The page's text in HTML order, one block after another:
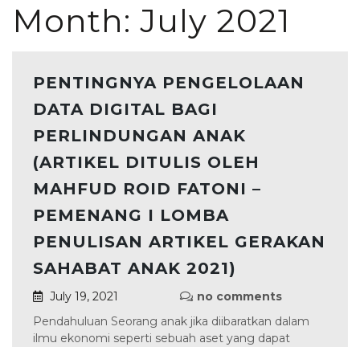
Month: July 2021
PENTINGNYA PENGELOLAAN
DATA DIGITAL BAGI
PERLINDUNGAN ANAK
(ARTIKEL DITULIS OLEH
MAHFUD ROID FATONI –
PEMENANG I LOMBA
PENULISAN ARTIKEL GERAKAN
SAHABAT ANAK 2021)
July 19, 2021
no comments
Pendahuluan Seorang anak jika diibaratkan dalam
ilmu ekonomi seperti sebuah aset yang dapat